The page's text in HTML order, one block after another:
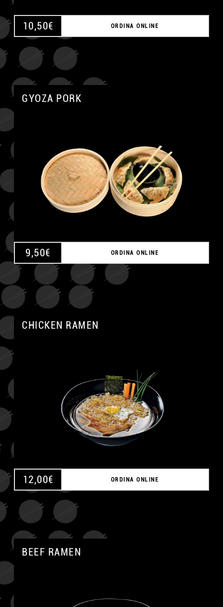
10,50€ ORDINA ONLINE
GYOZA PORK
9,50€ ORDINA ONLINE
CHICKEN RAMEN
12,00€ ORDINA ONLINE
BEEF RAMEN